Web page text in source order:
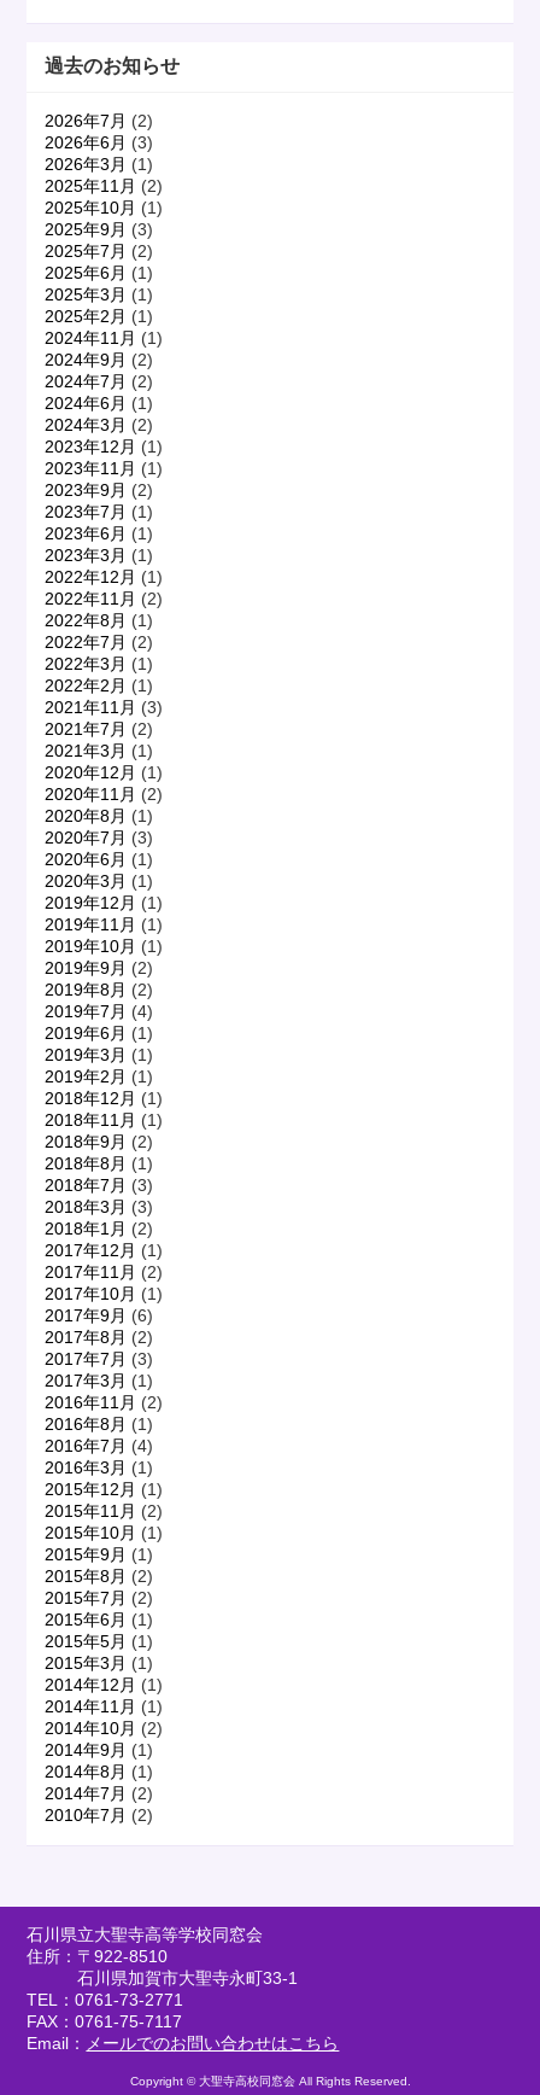
過去のお知らせ
2026年7月 (2)
2026年6月 (3)
2026年3月 (1)
2025年11月 (2)
2025年10月 (1)
2025年9月 (3)
2025年7月 (2)
2025年6月 (1)
2025年3月 (1)
2025年2月 (1)
2024年11月 (1)
2024年9月 (2)
2024年7月 (2)
2024年6月 (1)
2024年3月 (2)
2023年12月 (1)
2023年11月 (1)
2023年9月 (2)
2023年7月 (1)
2023年6月 (1)
2023年3月 (1)
2022年12月 (1)
2022年11月 (2)
2022年8月 (1)
2022年7月 (2)
2022年3月 (1)
2022年2月 (1)
2021年11月 (3)
2021年7月 (2)
2021年3月 (1)
2020年12月 (1)
2020年11月 (2)
2020年8月 (1)
2020年7月 (3)
2020年6月 (1)
2020年3月 (1)
2019年12月 (1)
2019年11月 (1)
2019年10月 (1)
2019年9月 (2)
2019年8月 (2)
2019年7月 (4)
2019年6月 (1)
2019年3月 (1)
2019年2月 (1)
2018年12月 (1)
2018年11月 (1)
2018年9月 (2)
2018年8月 (1)
2018年7月 (3)
2018年3月 (3)
2018年1月 (2)
2017年12月 (1)
2017年11月 (2)
2017年10月 (1)
2017年9月 (6)
2017年8月 (2)
2017年7月 (3)
2017年3月 (1)
2016年11月 (2)
2016年8月 (1)
2016年7月 (4)
2016年3月 (1)
2015年12月 (1)
2015年11月 (2)
2015年10月 (1)
2015年9月 (1)
2015年8月 (2)
2015年7月 (2)
2015年6月 (1)
2015年5月 (1)
2015年3月 (1)
2014年12月 (1)
2014年11月 (1)
2014年10月 (2)
2014年9月 (1)
2014年8月 (1)
2014年7月 (2)
2010年7月 (2)
石川県立大聖寺高等学校同窓会
住所：〒922-8510
石川県加賀市大聖寺永町33-1
TEL：0761-73-2771
FAX：0761-75-7117
Email： メールでのお問い合わせはこちら
Copyright © 大聖寺高校同窓会 All Rights Reserved.